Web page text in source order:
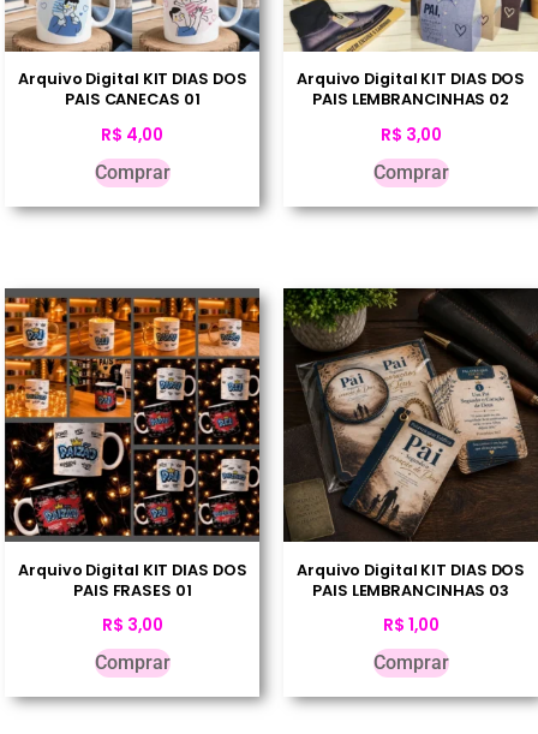
Arquivo Digital KIT DIAS DOS
PAIS CANECAS 01
R$ 4,00
Comprar
Arquivo Digital KIT DIAS DOS
PAIS LEMBRANCINHAS 02
R$ 3,00
Comprar
Arquivo Digital KIT DIAS DOS
PAIS FRASES 01
R$ 3,00
Comprar
Arquivo Digital KIT DIAS DOS
PAIS LEMBRANCINHAS 03
R$ 1,00
Comprar